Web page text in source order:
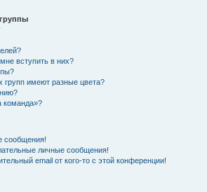
вступить в них?
групп имеют разные цвета?
команда»?
сообщения!
личные сообщения!
email от кого-то с этой конференции!